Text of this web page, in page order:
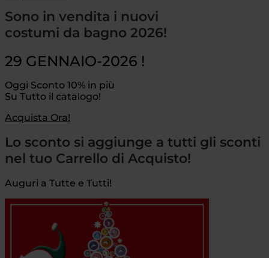
Sono in vendita i nuovi
costumi da bagno 2026!
29 GENNAIO-2026 !
Oggi Sconto 10% in più
Su Tutto il catalogo!
Acquista Ora!
Lo sconto si aggiunge a tutti gli sconti
nel tuo Carrello di Acquisto!
Auguri a Tutte e Tutti!